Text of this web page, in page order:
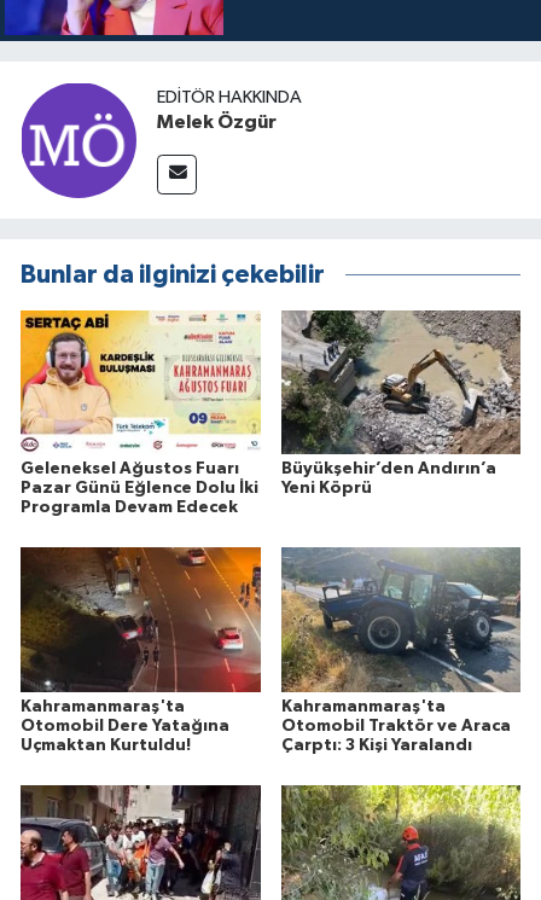
EDITÖR HAKKINDA
Melek Özgür
Bunlar da ilginizi çekebilir
Geleneksel Ağustos Fuarı
Pazar Günü Eğlence Dolu İki
Programla Devam Edecek
Büyükşehir’den Andırın’a
Yeni Köprü
Kahramanmaraş'ta
Otomobil Dere Yatağına
Uçmaktan Kurtuldu!
Kahramanmaraş'ta
Otomobil Traktör ve Araca
Çarptı: 3 Kişi Yaralandı